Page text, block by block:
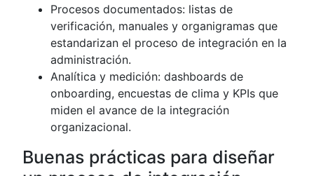
Procesos documentados: listas de
verificación, manuales y organigramas que
estandarizan el proceso de integración en la
administración.
Analítica y medición: dashboards de
onboarding, encuestas de clima y KPIs que
miden el avance de la integración
organizacional.
Buenas prácticas para diseñar